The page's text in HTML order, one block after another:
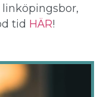
tid HÄR!